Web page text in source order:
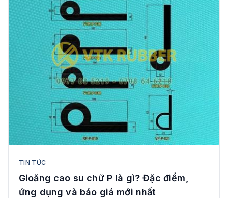
TIN TỨC
Gioăng cao su chữ P là gì? Đặc điểm,
ứng dụng và báo giá mới nhất